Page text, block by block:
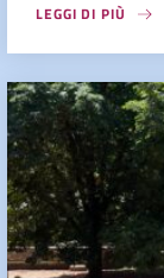
LEGGI DI PIÙ